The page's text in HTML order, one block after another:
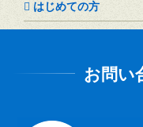
はじめての方